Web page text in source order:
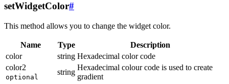
setWidgetColor#
This method allows you to change the widget color.
Name Type
Description
color
string Hexadecimal color code
color2
optional
string
Hexadecimal colour code is used to create
gradient